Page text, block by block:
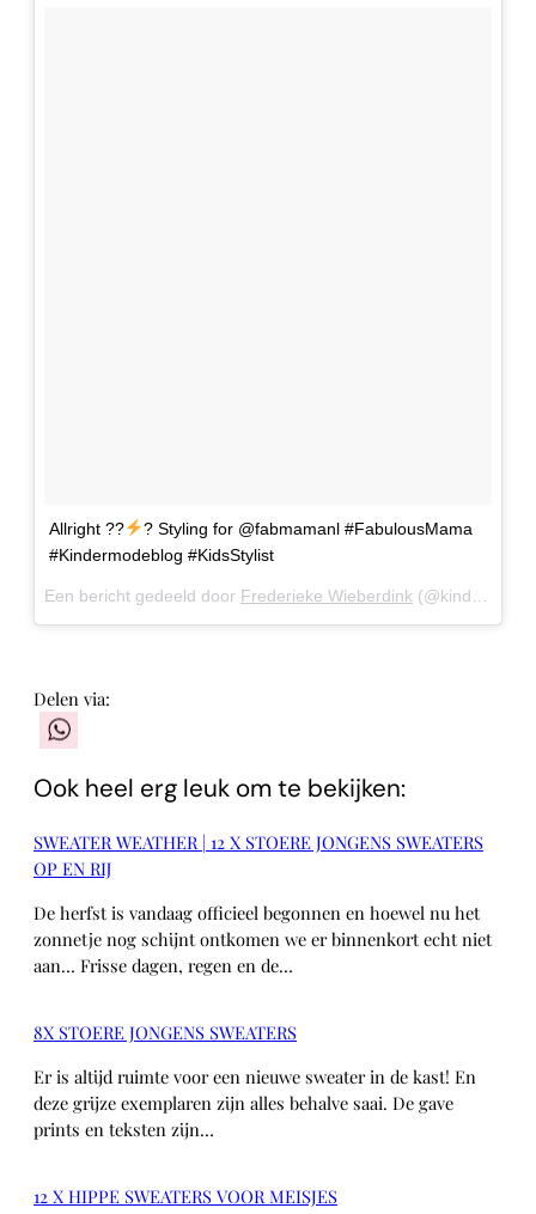
Allright ??
? Styling for @fabmamanl #FabulousMama
#Kindermodeblog #KidsStylist
Een bericht gedeeld door Frederieke Wieberdink (@kindermodeblog) op
Delen via:
Ook heel erg leuk om te bekijken:
SWEATER WEATHER | 12 X STOERE JONGENS SWEATERS
OP EN RIJ
De herfst is vandaag officieel begonnen en hoewel nu het
zonnetje nog schijnt ontkomen we er binnenkort echt niet
aan… Frisse dagen, regen en de…
8X STOERE JONGENS SWEATERS
Er is altijd ruimte voor een nieuwe sweater in de kast! En
deze grijze exemplaren zijn alles behalve saai. De gave
prints en teksten zijn…
12 X HIPPE SWEATERS VOOR MEISJES